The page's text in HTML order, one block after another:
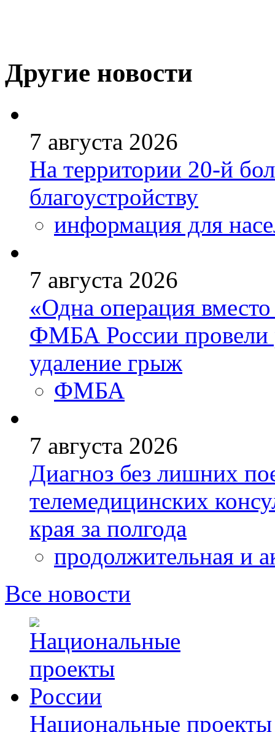
Другие новости
7 августа 2026
На территории 20-й
благоустройству
информация для
7 августа 2026
«Одна операция
ФМБА России провели
удаление грыж
ФМБА
7 августа 2026
Диагноз без лишних
телемедицинских
края за полгода
продолжительная и
Все новости
Национальные